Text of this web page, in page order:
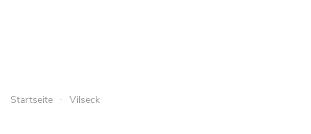
Startseite Vilseck